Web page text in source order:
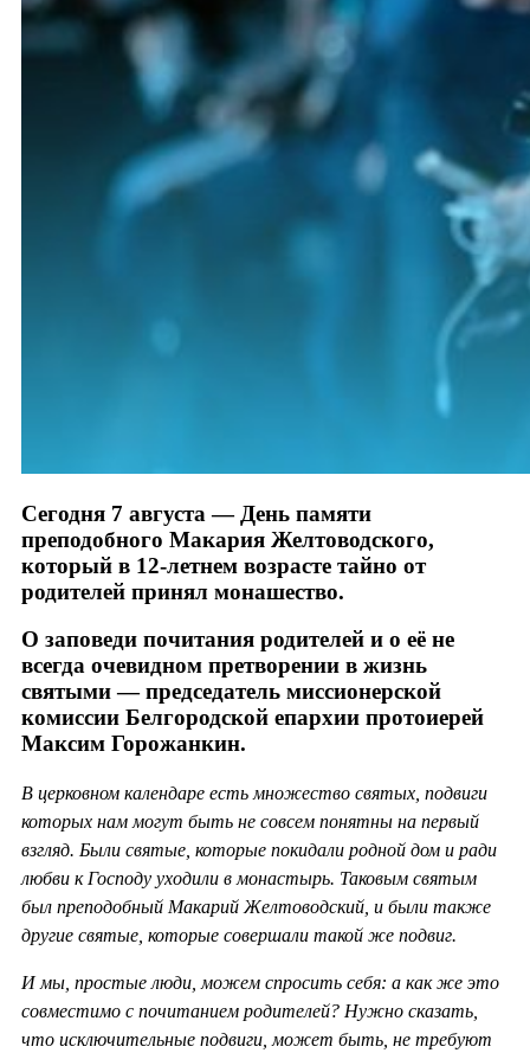
Сегодня 7 августа — День памяти
преподобного Макария Желтоводского,
который в 12-летнем возрасте тайно от
родителей принял монашество.
О заповеди почитания родителей и о её не
всегда очевидном претворении в жизнь
святыми — председатель миссионерской
комиссии Белгородской епархии протоиерей
Максим Горожанкин.
В церковном календаре есть множество святых, подвиги
которых нам могут быть не совсем понятны на первый
взгляд. Были святые, которые покидали родной дом и ради
любви к Господу уходили в монастырь. Таковым святым
был преподобный Макарий Желтоводский, и были также
другие святые, которые совершали такой же подвиг.
И мы, простые люди, можем спросить себя: а как же это
совместимо с почитанием родителей? Нужно сказать,
что исключительные подвиги, может быть, не требуют